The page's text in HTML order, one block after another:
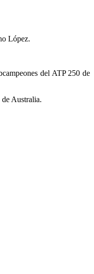
López.
del ATP 250 de
Australia.